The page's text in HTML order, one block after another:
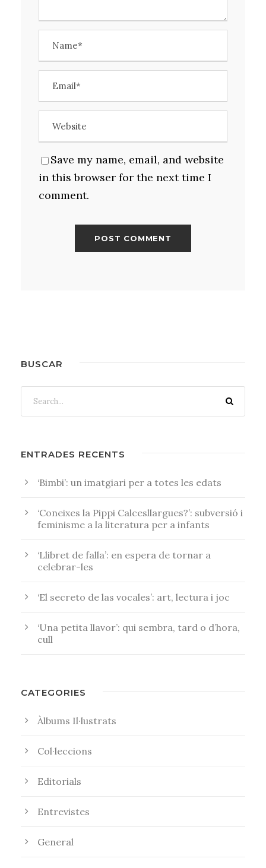
Save my name, email, and website
in this browser for the next time I
comment.
BUSCAR
ENTRADES RECENTS
‘Bimbi’: un imatgiari per a totes les edats
‘Coneixes la Pippi Calcesllargues?’: subversió i
feminisme a la literatura per a infants
‘Llibret de falla’: en espera de tornar a
celebrar-les
‘El secreto de las vocales’: art, lectura i joc
‘Una petita llavor’: qui sembra, tard o d’hora,
cull
CATEGORIES
Àlbums Il·lustrats
Col·leccions
Editorials
Entrevistes
General